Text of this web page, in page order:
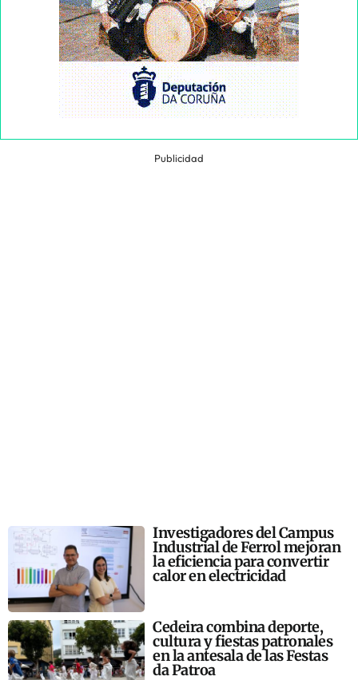
Publicidad
Investigadores del Campus
Industrial de Ferrol mejoran
la eficiencia para convertir
calor en electricidad
Cedeira combina deporte,
cultura y fiestas patronales
en la antesala de las Festas
da Patroa